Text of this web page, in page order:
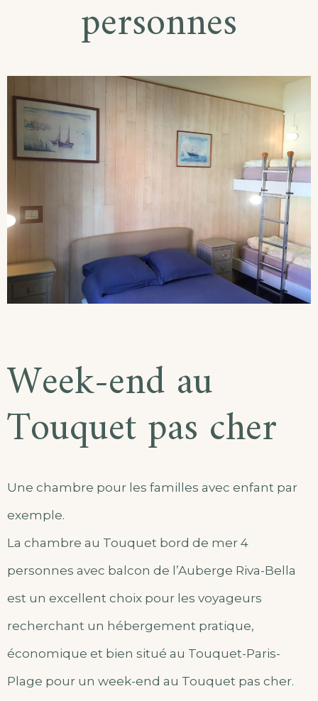
personnes
Week-end au
Touquet pas cher
Une chambre pour les familles avec enfant par
exemple.
La chambre au Touquet bord de mer 4
personnes avec balcon de l’Auberge Riva-Bella
est un excellent choix pour les voyageurs
recherchant un hébergement pratique,
économique et bien situé au Touquet-Paris-
Plage pour un week-end au Touquet pas cher.